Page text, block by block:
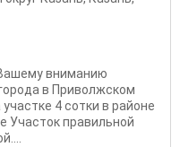
вниманию
в Приволжском
4 сотки в районе
Участок правильной